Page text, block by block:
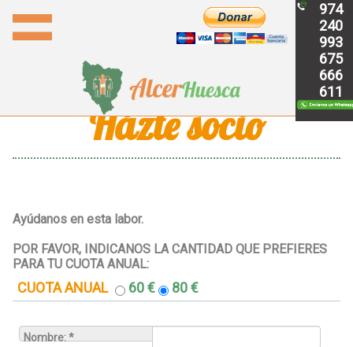
974
240
993
675
666
611
Házte socio
Ayúdanos en esta labor.
POR FAVOR, INDICANOS LA CANTIDAD QUE PREFIERES
PARA TU CUOTA ANUAL:
CUOTA ANUAL 60 € 80 €
Nombre: *